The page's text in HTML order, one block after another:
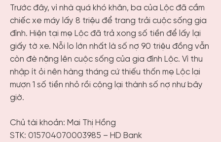
Trước đây, vì nhà quá khó khăn, ba của Lộc đã cầm
chiếc xe máy lấy 8 triệu để trang trải cuộc sống gia
đình. Hiện tại mẹ Lộc đã trả xong số tiền để lấy lại
giấy tờ xe. Nỗi lo lớn nhất là số nợ 90 triệu đồng vẫn
còn đè nặng lên cuộc sống của gia đình Lộc. Vì thu
nhập ít ỏi nên hàng tháng cứ thiếu thốn mẹ Lộc lại
mượn 1 số tiền nhỏ rồi cộng lại thành số nợ như bây
giờ.
Chủ tài khoản: Mai Thị Hồng
STK: 015704070003985 – HD Bank